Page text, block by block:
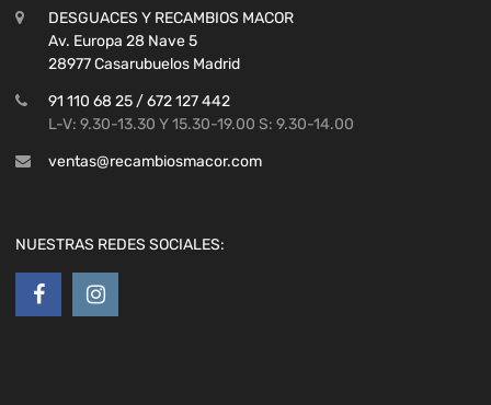
DESGUACES Y RECAMBIOS MACOR
Av. Europa 28 Nave 5
28977 Casarubuelos Madrid
91 110 68 25 / 672 127 442
L-V: 9.30-13.30 Y 15.30-19.00 S: 9.30-14.00
ventas@recambiosmacor.com
NUESTRAS REDES SOCIALES: